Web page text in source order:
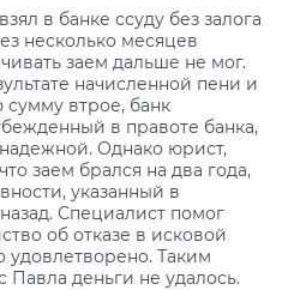
в банке ссуду без залога
несколько месяцев
заем дальше не мог.
начисленной пени и
втрое, банк
в правоте банка,
Однако юрист,
заем брался на два года,
указанный в
Специалист помог
об отказе в исковой
удовлетворено. Таким
Павла деньги не удалось.